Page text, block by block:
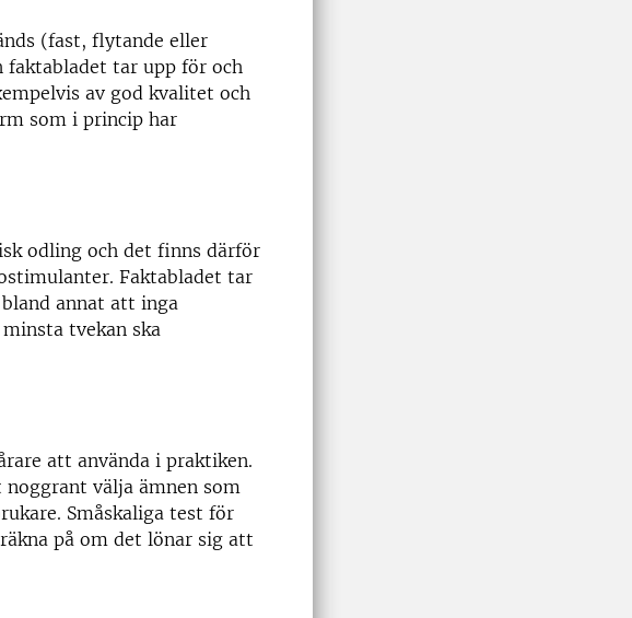
(fast, flytande eller
faktabladet tar upp för och
av god kvalitet och
som i princip har
odling och det finns därför
Faktabladet tar
annat att inga
tvekan ska
att använda i praktiken.
välja ämnen som
Småskaliga test för
på om det lönar sig att